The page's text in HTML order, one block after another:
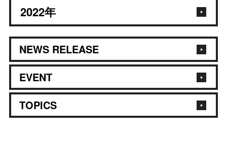
2022年
NEWS RELEASE
EVENT
TOPICS